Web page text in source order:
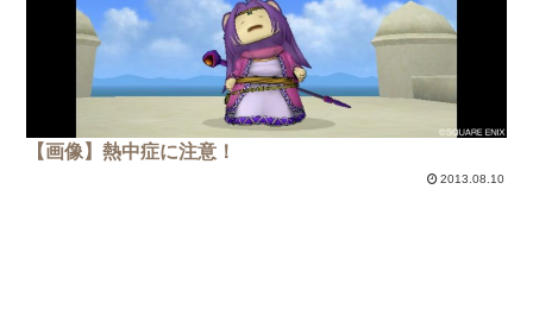
【画像】熱中症に注意！
2013.08.10